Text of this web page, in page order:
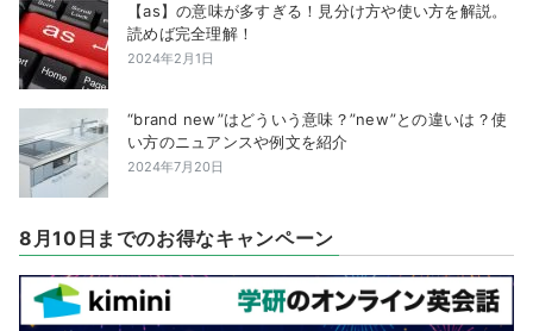
【as】の意味が多すぎる！見分け方や使い方を解説。
読めば完全理解！
2024年2月1日
“brand new”はどういう意味？”new”との違いは？使
い方のニュアンスや例文を紹介
2024年7月20日
8月10日までのお得なキャンペーン